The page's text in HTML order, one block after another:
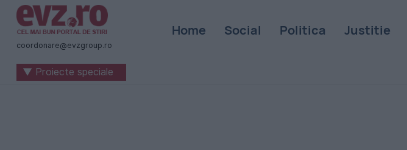
Știri
naționale
internaționale
coordonare@evzgroup.ro
Home Social Politica Justitie
▼ Proiecte speciale